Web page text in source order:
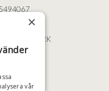
202
• DANMARK
12 60
×
vår